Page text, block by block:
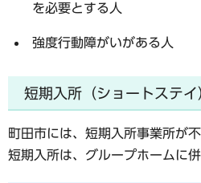
を必要とする人
強度行動障がいがある人
短期入所（ショートステ
町田市には、短期入所事業所が
短期入所は、グループホームに併